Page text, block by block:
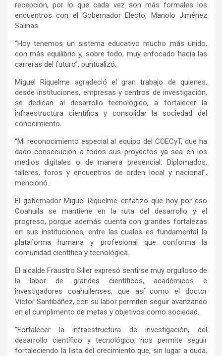
recepción, por lo que cada vez son más formales los
encuentros con el Gobernador Electo, Manolo Jiménez
Salinas.
“Hoy tenemos un sistema educativo mucho más unido,
con más equilibrio y, sobre todo, muy enfocado hacia las
carreras del futuro”, puntualizó.
Miguel Riquelme agradeció el gran trabajo de quienes,
desde instituciones, empresas y centros de investigación,
se dedican al desarrollo tecnológico, a fortalecer la
infraestructura científica y consolidar la sociedad del
conocimiento.
“Mi reconocimiento especial al equipo del COECyT, que ha
dado consecución a todos sus proyectos ya sea en los
medios digitales o de manera presencial: Diplomados,
talleres, foros y encuentros de orden local y nacional”,
mencionó.
El gobernador Miguel Riquelme enfatizó que hoy por eso
Coahuila se mantiene en la ruta del desarrollo y el
progreso, porque además cuenta con grandes fortalezas
en sus instituciones, entre las cuales es fundamental la
plataforma humana y profesional que conforma la
comunidad científica y tecnológica.
El alcalde Fraustro Siller expresó sentirse muy orgulloso de
la labor de grandes científicos, académicos e
investigadores coahuilenses, que así como el doctor
Víctor Santibáñez, con su labor permiten seguir avanzando
en el cumplimento de metas y objetivos como sociedad.
“Fortalecer la infraestructura de investigación, del
desarrollo científico y tecnológico, nos permite seguir
fortaleciendo la lista del crecimiento que, sin lugar a duda,